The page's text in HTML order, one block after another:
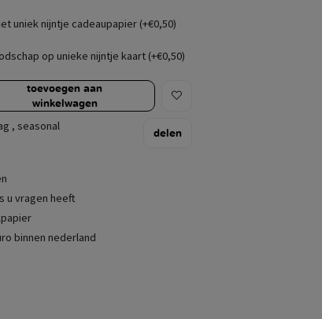
uniek nijntje cadeaupapier (+€0,50)
op unieke nijntje kaart (+€0,50)
toevoegen aan
winkelwagen
, seasonal
delen
u vragen heeft
binnen nederland